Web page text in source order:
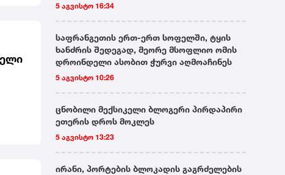
5 აგვისტო 16:34
საფრანგეთის ერთ-ერთ სოფელში, ტყის
ხანძრის შედეგად, მეორე მსოფლიო ომის
დროინდელი ასობით ჭურვი აღმოაჩინეს
5 აგვისტო 10:26
ცნობილი მექსიკელი ბლოგერი პირდაპირი
ეთერის დროს მოკლეს
5 აგვისტო 13:23
ირანი, პორტების ბლოკადის გაგრძელების